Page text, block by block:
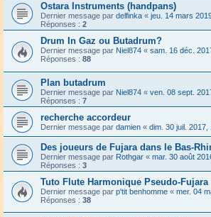
Ostara Instruments (handpans)
Dernier message par delfinka « jeu. 14 mars
Réponses : 2
Drum In Gaz ou Butadrum?
Dernier message par Niel874 « sam. 16 déc.
Réponses : 88
Plan butadrum
Dernier message par Niel874 « ven. 08 sept.
Réponses : 7
recherche accordeur
Dernier message par damien « dim. 30 juil. 2017,
Des joueurs de Fujara dans le Bas-
Dernier message par Rothgar « mar. 30 août
Réponses : 3
Tuto Flute Harmonique Pseudo-
Dernier message par p'tit benhomme « mer. 04
Réponses : 38